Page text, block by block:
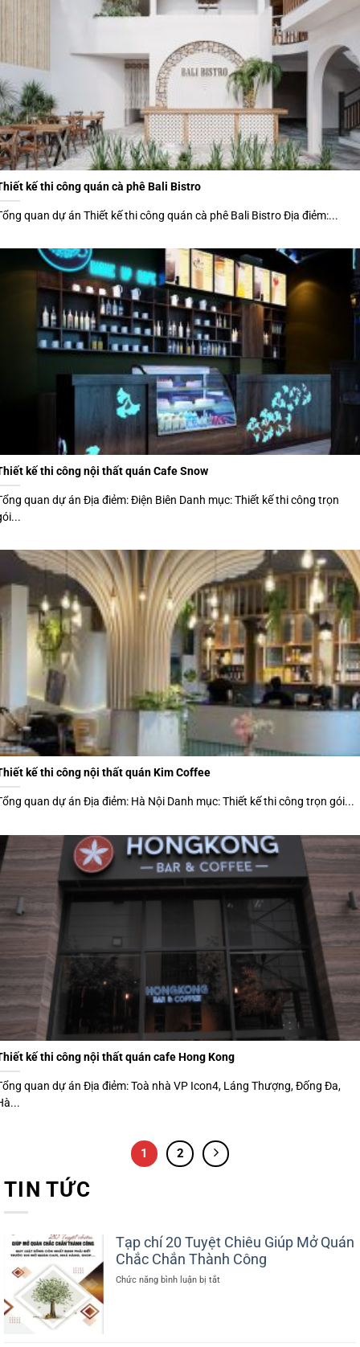
kế thi công quán cà phê Bali Bistro
quan dự án Thiết kế thi công quán cà phê Bali Bistro Địa điẻm:...
kế thi công nội thất quán Cafe Snow
quan dự án Địa điẻm: Điện Biên Danh mục: Thiết kế thi công trọn
kế thi công nội thất quán Kim Coffee
quan dự án Địa điẻm: Hà Nội Danh mục: Thiết kế thi công trọn gói...
kế thi công nội thất quán cafe Hong Kong
quan dự án Địa điẻm: Toà nhà VP Icon4, Láng Thượng, Đống Đa,
1 2
TIN TỨC
Tạp chí 20 Tuyệt Chiêu Giúp Mở Quán
Chắc Chắn Thành Công
Chức năng bình luận bị tắtở